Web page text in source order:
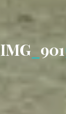
IMG_ 901